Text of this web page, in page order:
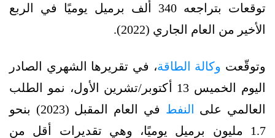
توقعات بتراجعه 340 ألف برميل يوميًا في الربع
الأخير من العام الجاري (2022).
وتوقّعت وكالة الطاقة، في تقريرها الشهري الصادر
اليوم الخميس 13 أكتوبر/تشرين الأول، نمو الطلب
العالمي على النفط
في العام المقبل (2023) بنحو
1.7 مليون برميل يوميًا، وهي تقديرات أقل من